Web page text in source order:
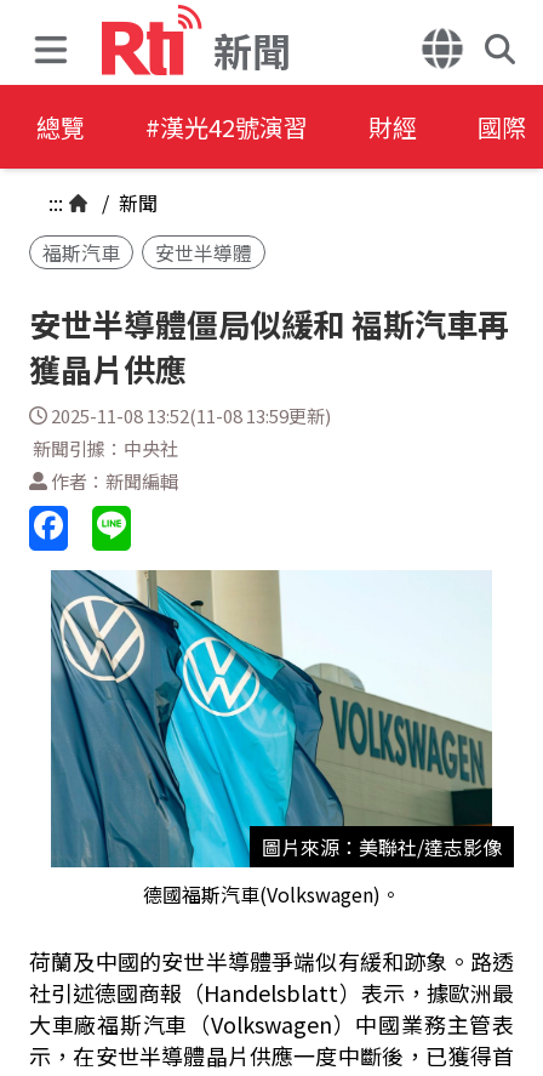
新聞
總覽 #漢光42號演習 財經 國際
::: / 新聞
福斯汽車
安世半導體
安世半導體僵局似緩和 福斯汽車再
獲晶片供應
2025-11-08 13:52(11-08 13:59更新)
新聞引據：中央社
作者：新聞編輯
圖片來源：美聯社/達志影像
德國福斯汽車(Volkswagen)。
荷蘭及中國的安世半導體爭端似有緩和跡象。路透
社引述德國商報（Handelsblatt）表示，據歐洲最
大車廠福斯汽車（Volkswagen）中國業務主管表
示，在安世半導體晶片供應一度中斷後，已獲得首